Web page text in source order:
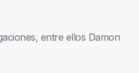
entre ellos Damon